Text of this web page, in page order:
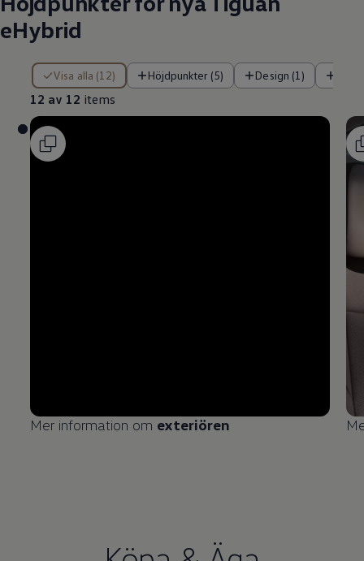
eHybrid
Visa alla (12) Höjdpunkter (5) Design (1)
12 av 12 items
12 av 12 items
Mer information om exteriören